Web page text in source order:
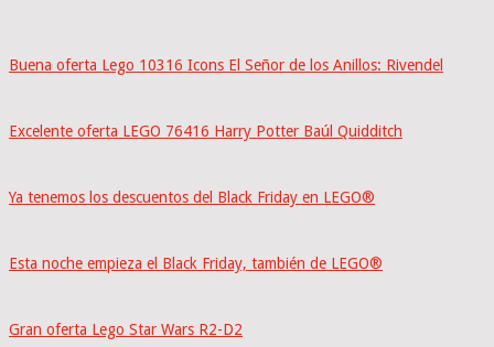
Buena oferta Lego 10316 Icons El Señor de los Anillos: Rivendel
Excelente oferta LEGO 76416 Harry Potter Baúl Quidditch
Ya tenemos los descuentos del Black Friday en LEGO®
Esta noche empieza el Black Friday, también de LEGO®
Gran oferta Lego Star Wars R2-D2